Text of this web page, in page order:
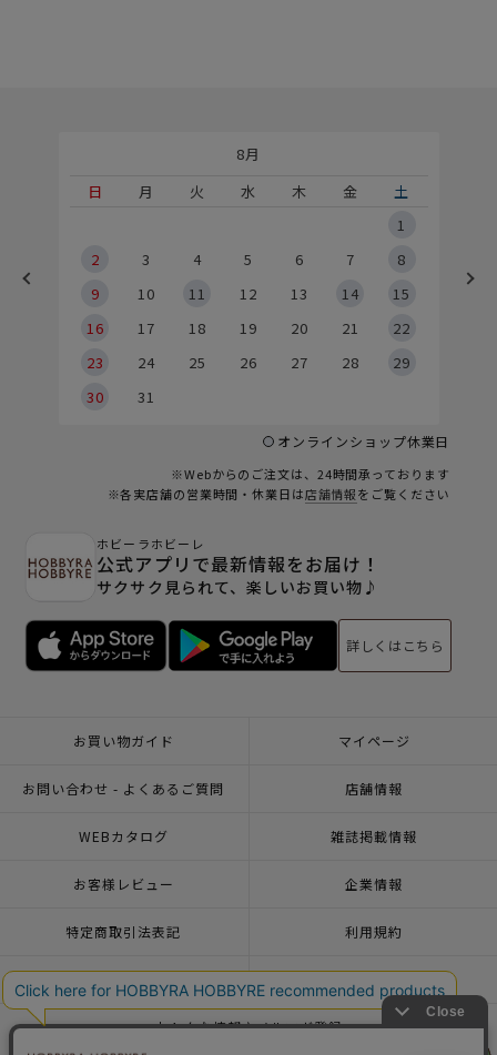
8月
日
月 火 水 木 金
土
1
2
3 4 5 6 7
8
9
10 11 12 13 14
15
16
17 18 19 20 21
22
23
24 25 26 27 28
29
30
31
オンラインショップ休業日
※Webからのご注文は、24時間承っております
※各実店舗の営業時間・休業日は店舗情報をご覧ください
ホビーラホビーレ
公式アプリで最新情報をお届け！
サクサク見られて、楽しいお買い物♪
詳しくはこちら
お買い物ガイド マイページ
お問い合わせ - よくあるご質問 店舗情報
WEBカタログ 雑誌掲載情報
お客様レビュー 企業情報
特定商取引法表記 利用規約
一緒に働こう♪求人情報
おトクな情報♪メルマガ登録